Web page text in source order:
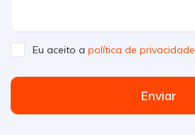
Eu aceito a política de privacidade
Enviar